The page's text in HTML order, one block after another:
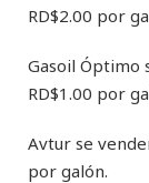
RD$2.00 por
Gasoil Óptimo
RD$1.00 por
Avtur se
por galón.